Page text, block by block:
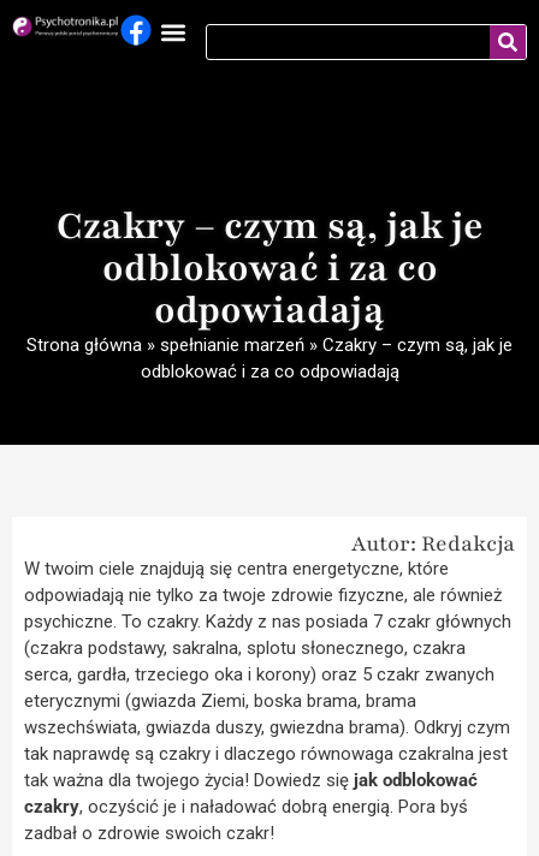
Czakry – czym są, jak je
odblokować i za co
odpowiadają
Strona główna » spełnianie marzeń » Czakry – czym są, jak je
odblokować i za co odpowiadają
Autor: Redakcja
W twoim ciele znajdują się centra energetyczne, które
odpowiadają nie tylko za twoje zdrowie fizyczne, ale również
psychiczne. To czakry. Każdy z nas posiada 7 czakr głównych
(czakra podstawy, sakralna, splotu słonecznego, czakra
serca, gardła, trzeciego oka i korony) oraz 5 czakr zwanych
eterycznymi (gwiazda Ziemi, boska brama, brama
wszechświata, gwiazda duszy, gwiezdna brama). Odkryj czym
tak naprawdę są czakry i dlaczego równowaga czakralna jest
tak ważna dla twojego życia! Dowiedz się jak odblokować
czakry, oczyścić je i naładować dobrą energią. Pora byś
zadbał o zdrowie swoich czakr!